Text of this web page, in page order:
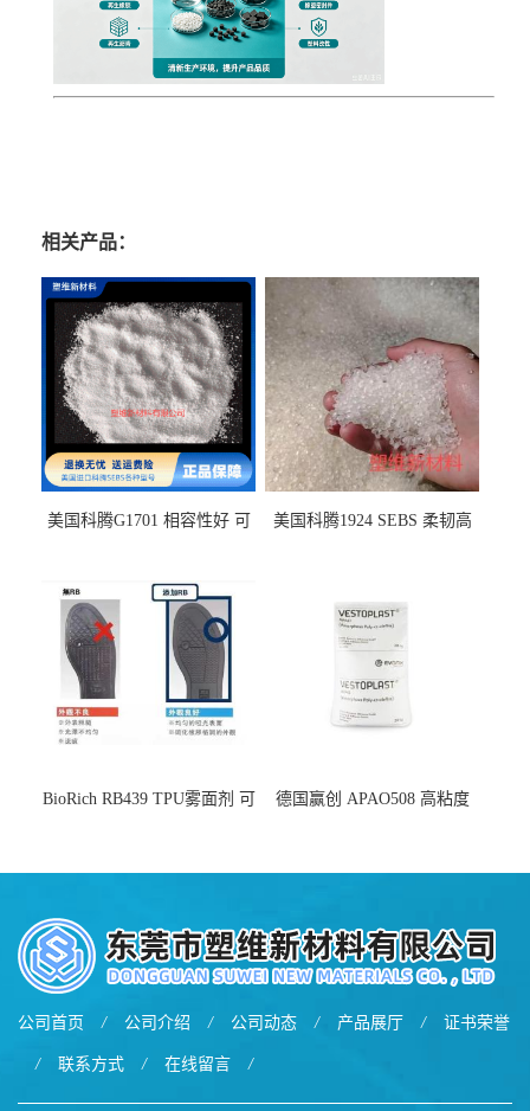
相关产品：
美国科腾G1701 相容性好 可
美国科腾1924 SEBS 柔韧高
BioRich RB439 TPU雾面剂 可
德国赢创 APAO508 高粘度
公司首页 / 公司介绍 / 公司动态 / 产品展厅 / 证书荣誉
/ 联系方式 / 在线留言 /